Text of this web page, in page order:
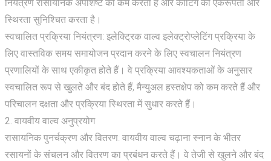
नियंत्रण रासायनिक अपशिष्ट को कम करता है और कोटिंग की एकरूपता और
स्थिरता सुनिश्चित करता है।
स्वचालित प्रक्रिया नियंत्रण: इलेक्ट्रिक वाल्व इलेक्ट्रोप्लेटिंग प्रक्रिया के
लिए वास्तविक समय समायोजन प्रदान करने के लिए स्वचालन नियंत्रण
प्रणालियों के साथ एकीकृत होते हैं। वे प्रक्रिया आवश्यकताओं के अनुसार
स्वचालित रूप से खुलते और बंद होते हैं, मैन्युअल हस्तक्षेप को कम करते हैं और
परिचालन दक्षता और प्रक्रिया स्थिरता में सुधार करते हैं।
2. वायवीय वाल्व अनुप्रयोग
रासायनिक पुनर्चक्रण और वितरण: वायवीय वाल्व चढ़ाना स्नान के भीतर
रसायनों के संचलन और वितरण का प्रबंधन करते हैं। वे तेजी से खुलने और बंद